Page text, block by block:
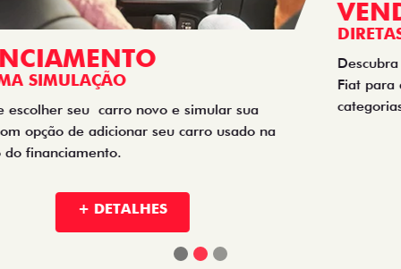
VENDAS
DIRETAS
Descubra as melhores soluções e descontos em um novo
Fiat para empresas, produtores rurais, taxistas e outras
categorias de negócios.